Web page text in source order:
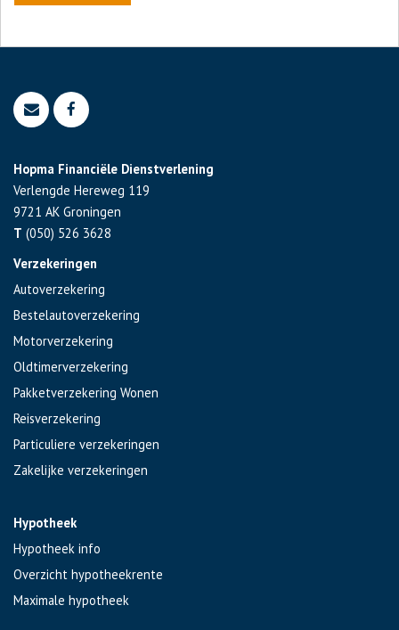
Hopma Financiële Dienstverlening
Verlengde Hereweg 119
9721 AK Groningen
T (050) 526 3628
Verzekeringen
Autoverzekering
Bestelautoverzekering
Motorverzekering
Oldtimerverzekering
Pakketverzekering Wonen
Reisverzekering
Particuliere verzekeringen
Zakelijke verzekeringen
Hypotheek
Hypotheek info
Overzicht hypotheekrente
Maximale hypotheek